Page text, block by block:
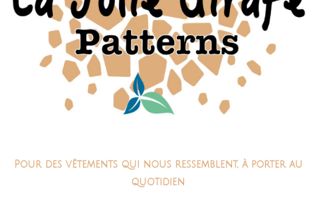
Pour des vêtements qui nous ressemblent, à porter au
quotidien